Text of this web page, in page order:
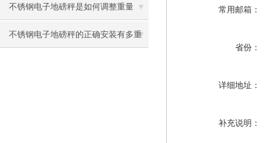
析与解决方法
不锈钢电子地磅秤是如何调整重量
的？
不锈钢电子地磅秤的正确安装有多重
常用邮箱：
省份：
详细地址：
补充说明：